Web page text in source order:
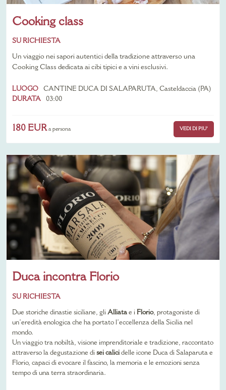
Cooking class
SU RICHIESTA
Un viaggio nei sapori autentici della tradizione attraverso una
Cooking Class dedicata ai cibi tipici e a vini esclusivi.
LUOGO
CANTINE DUCA DI SALAPARUTA, Casteldaccia (PA)
DURATA
03:00
180 EURa persona VEDI DI PIU'
Duca incontra Florio
SU RICHIESTA
Due storiche dinastie siciliane, gli Alliata e i Florio, protagoniste di
un’eredità enologica che ha portato l’eccellenza della Sicilia nel
mondo.
Un viaggio tra nobiltà, visione imprenditoriale e tradizione, raccontato
attraverso la degustazione di sei calici delle icone Duca di Salaparuta e
Florio, capaci di evocare il fascino, la memoria e le emozioni senza
tempo di una terra straordinaria.